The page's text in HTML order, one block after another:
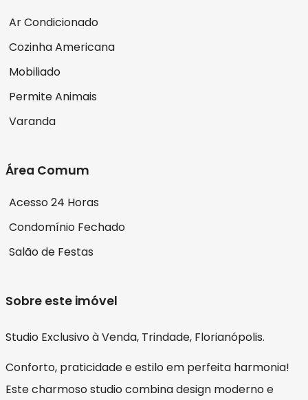
Ar Condicionado
Cozinha Americana
Mobiliado
Permite Animais
Varanda
Área Comum
Acesso 24 Horas
Condomínio Fechado
Salão de Festas
Sobre este imóvel
Studio Exclusivo à Venda, Trindade, Florianópolis.
Conforto, praticidade e estilo em perfeita harmonia!
Este charmoso studio combina design moderno e